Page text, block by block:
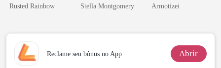
Preciosa
mafiosa!
Rusted Rainbow Stella Montgomery
pelo Mafioso
DE SANGUE
Armotizei
Reclame seu bônus no App Abrir